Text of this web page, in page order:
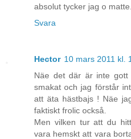
absolut tycker jag o
Svara
Hector 10 mars 2011 kl.
Näe det där är inte
smakat och jag förstår
att äta hästbajs ! Näe
faktiskt frolic också.
Men vilken tur att du
vara hemskt att vara